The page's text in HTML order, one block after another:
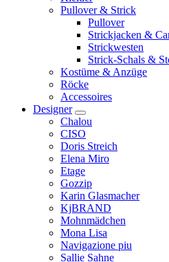
Pullover & Strick
Pullover
Strickjacken &
Strickwesten
Strick-Schals &
Kostüme & Anzüge
Röcke
Accessoires
Designer
Chalou
CISO
Doris Streich
Elena Miro
Etage
Gozzip
Karin Glasmacher
KjBRAND
Mohnmädchen
Mona Lisa
Navigazione piu
Sallie Sahne